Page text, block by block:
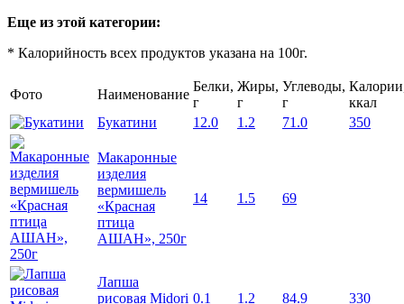
Еще из этой категории:
* Калорийность всех продуктов указана на 100г.
Фото Наименование
Белки,
г
Жиры,
г
Углеводы,
г
ккал
Букатини
12.0 1.2 71.0 350
Макаронные
изделия
вермишель
«Красная
птица
АШАН», 250г
14 1.5 69
Лапша
рисовая Midori 0.1 1.2 84.9 330